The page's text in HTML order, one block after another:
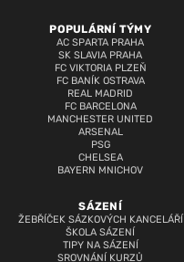
POPULÁRNÍ TÝMY
AC SPARTA PRAHA
SK SLAVIA PRAHA
FC VIKTORIA PLZEŇ
FC BANÍK OSTRAVA
REAL MADRID
FC BARCELONA
MANCHESTER UNITED
ARSENAL
PSG
CHELSEA
BAYERN MNICHOV
SÁZENÍ
ŽEBŘÍČEK SÁZKOVÝCH KANCELÁŘÍ
ŠKOLA SÁZENÍ
TIPY NA SÁZENÍ
SROVNÁNÍ KURZŮ